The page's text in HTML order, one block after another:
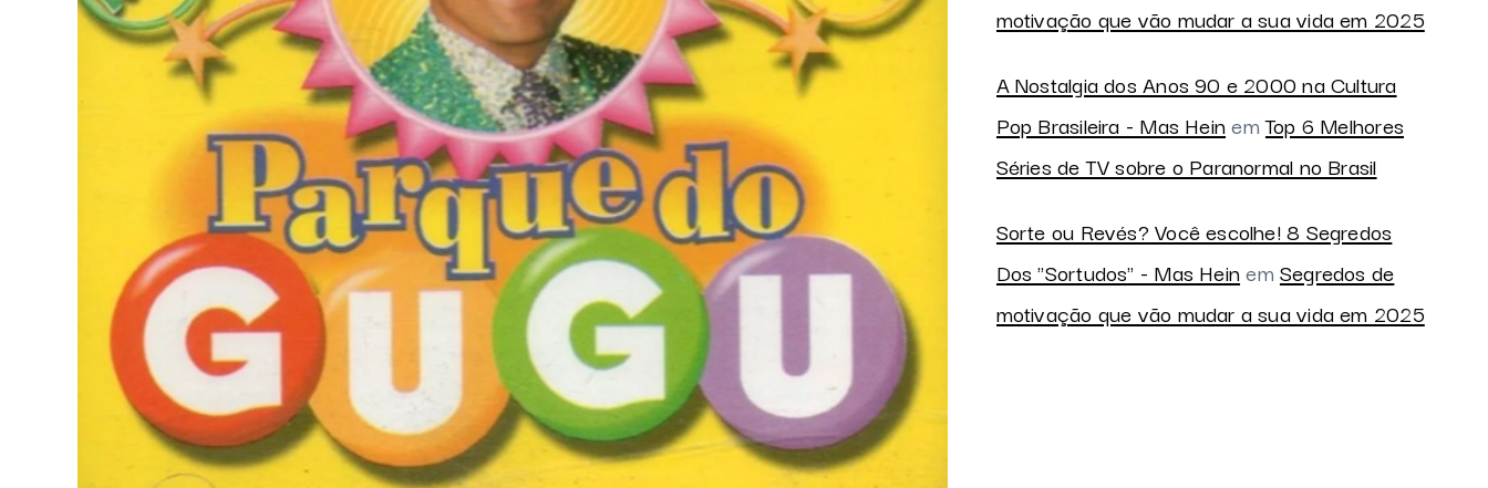
motivação que vão mudar a sua vida em 2025
A Nostalgia dos Anos 90 e 2000 na Cultura
Pop Brasileira - Mas HeinemTop 6 Melhores
Séries de TV sobre o Paranormal no Brasil
Sorte ou Revés? Você escolhe! 8 Segredos
Dos "Sortudos" - Mas Heinem Segredos de
motivação que vão mudar a sua vida em 2025